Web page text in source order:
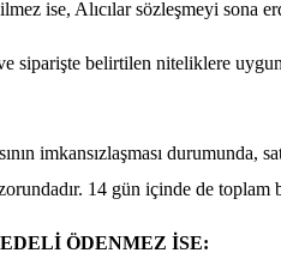
ise, Alıcılar sözleşmeyi sona
siparişte belirtilen niteliklere
imkansızlaşması
14 gün içinde de toplam
ÖDENMEZ İSE: